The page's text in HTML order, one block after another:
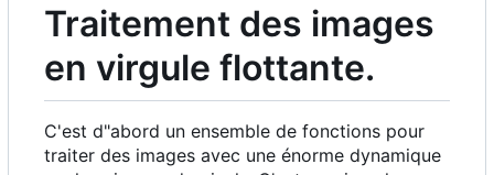
Traitement des images
en virgule flottante.
C'est d"abord un ensemble de fonctions pour
traiter des images avec une énorme dynamique